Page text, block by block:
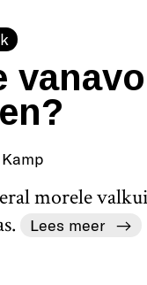
morele
Lees meer